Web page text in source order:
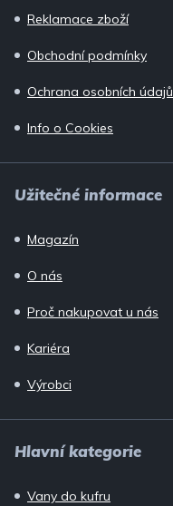
Reklamace zboží
Obchodní podmínky
Ochrana osobních údajů
Info o Cookies
Užitečné informace
Magazín
O nás
Proč nakupovat u nás
Kariéra
Výrobci
Hlavní kategorie
Vany do kufru